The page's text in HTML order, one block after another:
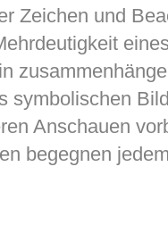
Zeichen und
symbolischen
Anschauen
begegnen